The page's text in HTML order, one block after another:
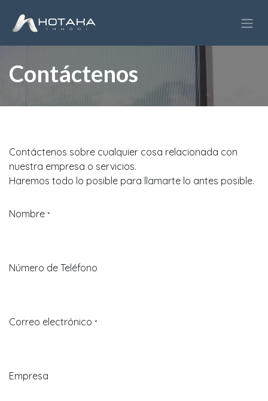
Contáctenos
Contáctenos sobre cualquier cosa relacionada con
nuestra empresa o servicios.
Haremos todo lo posible para llamarte lo antes posible.
Nombre *
Número de Teléfono
Correo electrónico *
Empresa